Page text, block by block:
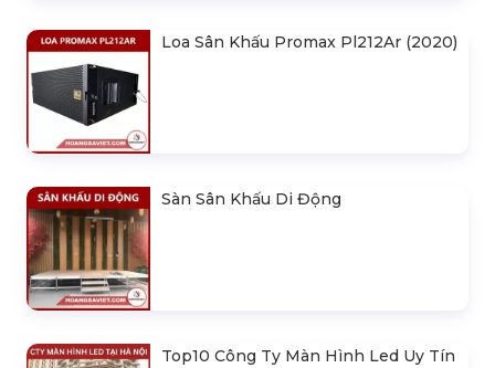
Loa Sân Khấu Promax Pl212Ar (2020)
Sàn Sân Khấu Di Động
Top10 Công Ty Màn Hình Led Uy Tín